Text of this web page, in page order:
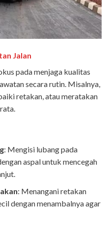
Jalan
pada menjaga kualitas
secara rutin. Misalnya,
retakan, atau meratakan
: Mengisi lubang pada
aspal untuk mencegah
: Menangani retakan
dengan menambalnya agar